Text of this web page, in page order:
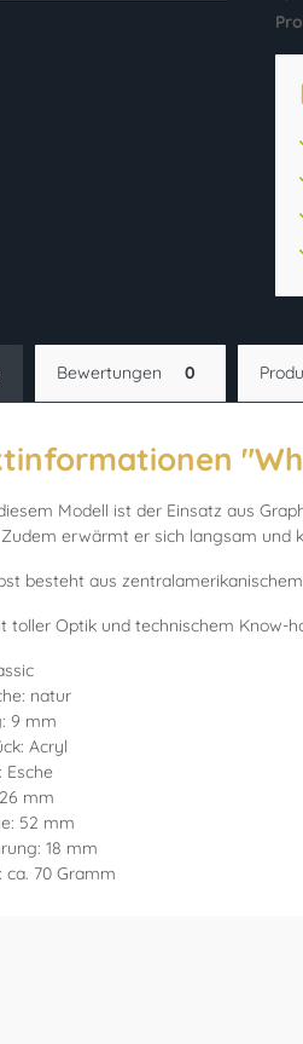
Bewertungen 0
Modell ist der Einsatz aus
erwärmt er sich langsam und
besteht aus
toller Optik und technischem Know-
natur
9 mm
Acryl
Esche
mm
52 mm
18 mm
ca. 70 Gramm